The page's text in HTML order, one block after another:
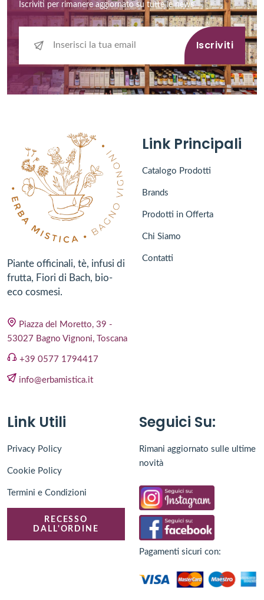
Iscriviti per rimanere aggiornato su tutte le news
Iscriviti
Piante officinali, tè, infusi di
frutta, Fiori di Bach, bio-
eco cosmesi.
Piazza del Moretto, 39 -
53027 Bagno Vignoni, Toscana
+39 0577 1794417
info@erbamistica.it
Link Principali
Catalogo Prodotti
Brands
Prodotti in Offerta
Chi Siamo
Contatti
Link Utili
Privacy Policy
Cookie Policy
Termini e Condizioni
RECESSO
DALL'ORDINE
Seguici Su:
Rimani aggiornato sulle ultime
novità
Pagamenti sicuri con: